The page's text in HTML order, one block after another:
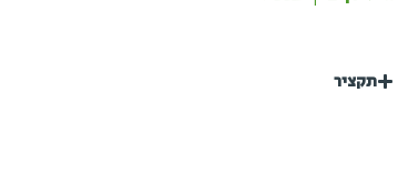
תקציר